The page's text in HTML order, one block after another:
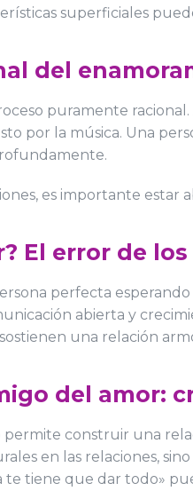
superficiales
del
puramente
por la música. Una
es importante
El error de
perfecta
abierta y
una relación
del amor:
construir una
en las relaciones,
tiene que dar todo»